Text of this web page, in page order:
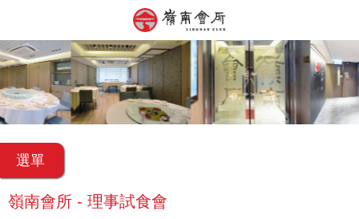
選單
嶺南會所 - 理事試食會